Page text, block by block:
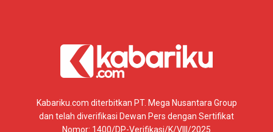
Kabariku.com diterbitkan PT. Mega Nusantara Group
dan telah diverifikasi Dewan Pers dengan Sertifikat
Nomor: 1400/DP-Verifikasi/K/VIII/2025